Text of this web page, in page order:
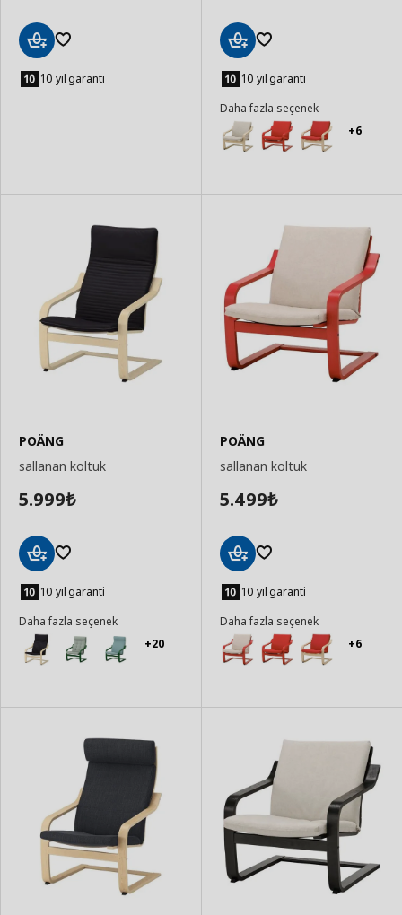
Ekle 10 yıl garanti
Ekle 10 yıl garanti
Daha fazla seçenek
+6
POÄNG
sallanan koltuk
5.999₺
Ekle 10 yıl garanti
Daha fazla seçenek
+20
POÄNG
sallanan koltuk
5.499₺
Ekle 10 yıl garanti
Daha fazla seçenek
+6